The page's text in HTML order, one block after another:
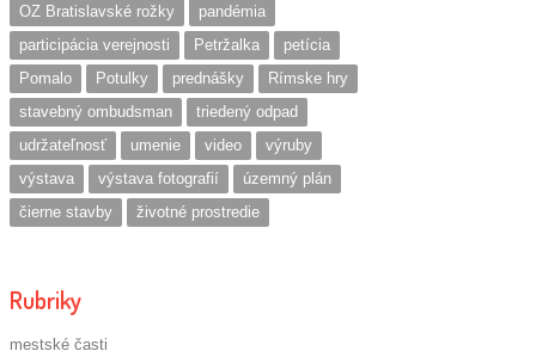
OZ Bratislavské rožky
pandémia
participácia verejnosti
Petržalka
petícia
Pomalo
Potulky prednášky
Rímske hry
stavebný ombudsman
triedený odpad
udržateľnosť
umenie video
výruby
výstava
výstava fotografií
územný plán
čierne stavby
životné prostredie
Rubriky
mestské časti